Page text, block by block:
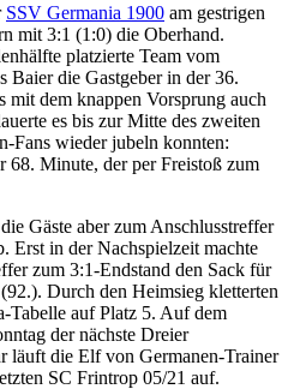
SSV Germania 1900 am gestrigen
mit 3:1 (1:0) die Oberhand.
platzierte Team vom
Baier die Gastgeber in der 36.
dem knappen Vorsprung auch
es bis zur Mitte des zweiten
Fans wieder jubeln konnten:
68. Minute, der per Freistoß zum
Gäste aber zum Anschlusstreffer
Erst in der Nachspielzeit machte
zum 3:1-Endstand den Sack für
Durch den Heimsieg kletterten
Tabelle auf Platz 5. Auf dem
der nächste Dreier
läuft die Elf von Germanen-Trainer
SC Frintrop 05/21 auf.